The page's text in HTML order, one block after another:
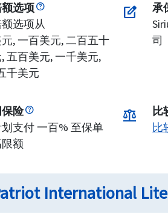
选项
选项从
, 一百美元, 二百五十
五百美元, 一千美元,
千美元
edit_square
承
司
险
支付 一百% 至保单
额
balance
比
比
International